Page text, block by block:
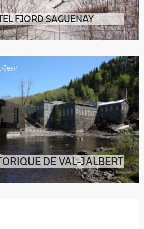
FJORD SAGUENAY
Fjord du Saguenay, Battures Hotel
est un hôtel
Jean
DE VAL-JALBERT